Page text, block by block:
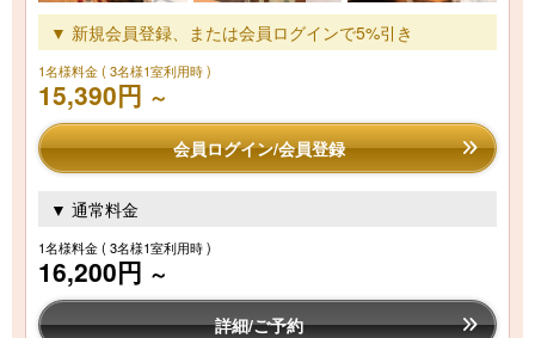
▼ 新規会員登録、または会員ログインで5%引き
1名様料金( 3名様1室利用時 )
15,390円 ～
会員ログイン/会員登録
▼ 通常料金
1名様料金( 3名様1室利用時 )
16,200円 ～
詳細/ご予約